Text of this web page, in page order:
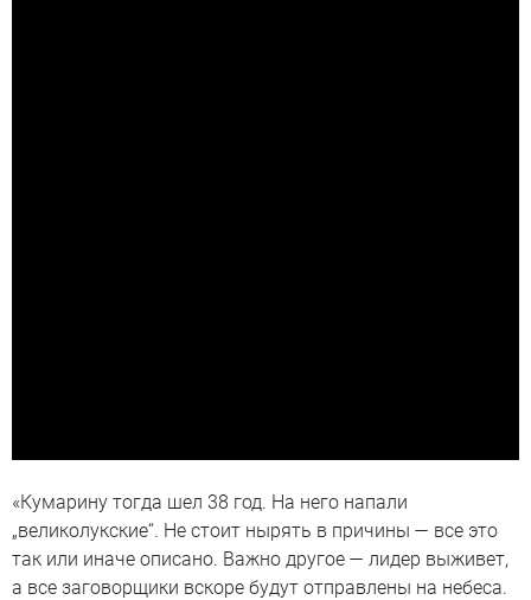
«Кумарину тогда шел 38 год. На него напали
„великолукские“. Не стоит нырять в причины — все это
так или иначе описано. Важно другое — лидер выживет,
а все заговорщики вскоре будут отправлены на небеса.